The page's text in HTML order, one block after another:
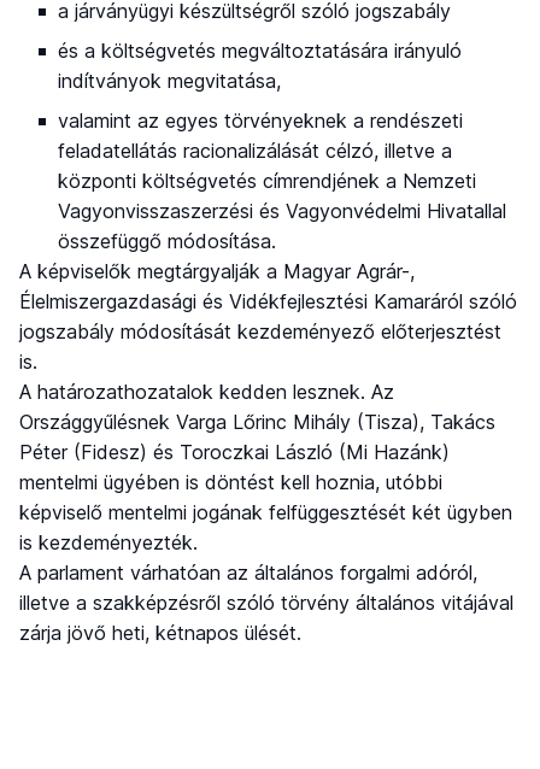
a járványügyi készültségről szóló jogszabály
és a költségvetés megváltoztatására irányuló
indítványok megvitatása,
valamint az egyes törvényeknek a rendészeti
feladatellátás racionalizálását célzó, illetve a
központi költségvetés címrendjének a Nemzeti
Vagyonvisszaszerzési és Vagyonvédelmi Hivatallal
összefüggő módosítása.
A képviselők megtárgyalják a Magyar Agrár-,
Élelmiszergazdasági és Vidékfejlesztési Kamaráról szóló
jogszabály módosítását kezdeményező előterjesztést
is.
A határozathozatalok kedden lesznek. Az
Országgyűlésnek Varga Lőrinc Mihály (Tisza), Takács
Péter (Fidesz) és Toroczkai László (Mi Hazánk)
mentelmi ügyében is döntést kell hoznia, utóbbi
képviselő mentelmi jogának felfüggesztését két ügyben
is kezdeményezték.
A parlament várhatóan az általános forgalmi adóról,
illetve a szakképzésről szóló törvény általános vitájával
zárja jövő heti, kétnapos ülését.